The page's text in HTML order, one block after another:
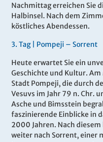
Nachmittag erreichen Sie
Halbinsel. Nach dem
köstliches Abendessen.
3. Tag | Pompeji – Sorrent
Heute erwartet Sie ein
Geschichte und Kultur. Am
Stadt Pompeji, die durch
Vesuvs im Jahr 79 n. Chr.
Asche und Bimsstein
faszinierende Einblicke in
2000 Jahren. Nach
weiter nach Sorrent, einer